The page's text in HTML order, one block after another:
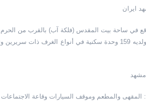
في ساحة بيت المقدس (فلكة آب) بالقرب من الحرم
يتكوّن مبنى هذا الفندق من 7 طوابق ولديه 159 وحدة
والمطعم وموقف السيارات وقاعة الاجتماعات